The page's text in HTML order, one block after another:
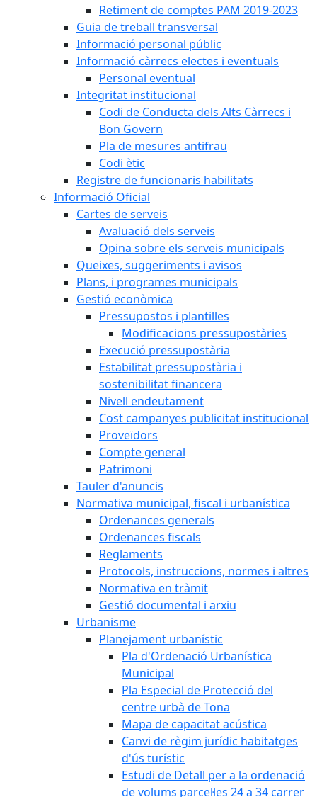
Retiment de comptes PAM 2019-2023
Guia de treball transversal
Informació personal públic
Informació càrrecs electes i eventuals
Personal eventual
Integritat institucional
Codi de Conducta dels Alts Càrrecs i
Bon Govern
Pla de mesures antifrau
Codi ètic
Registre de funcionaris habilitats
Informació Oficial
Cartes de serveis
Avaluació dels serveis
Opina sobre els serveis municipals
Queixes, suggeriments i avisos
Plans, i programes municipals
Gestió econòmica
Pressupostos i plantilles
Modificacions pressupostàries
Execució pressupostària
Estabilitat pressupostària i
sostenibilitat financera
Nivell endeutament
Cost campanyes publicitat institucional
Proveïdors
Compte general
Patrimoni
Tauler d'anuncis
Normativa municipal, fiscal i urbanística
Ordenances generals
Ordenances fiscals
Reglaments
Protocols, instruccions, normes i altres
Normativa en tràmit
Gestió documental i arxiu
Urbanisme
Planejament urbanístic
Pla d'Ordenació Urbanística
Municipal
Pla Especial de Protecció del
centre urbà de Tona
Mapa de capacitat acústica
Canvi de règim jurídic habitatges
d'ús turístic
Estudi de Detall per a la ordenació
de volums parcel·les 24 a 34 carrer